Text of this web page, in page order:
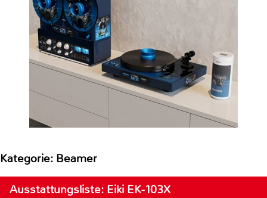
Kategorie: Beamer
Ausstattungsliste: Eiki EK-103X